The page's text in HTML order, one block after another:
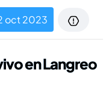
oct 2023
en Langreo